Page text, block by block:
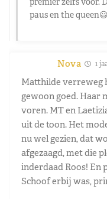
paus en the queen😃
Nova 1
Matthilde verreweg
gewoon goed. Haar
voren. MT en
uit de toon. Het
nu wel gezien, dat
afgezaagd, met die
inderdaad Roos!
Schoof erbij was,